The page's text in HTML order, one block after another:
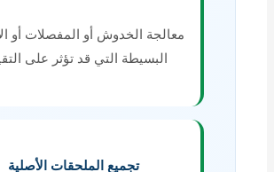
معالجة الخدوش أو المفصلات أو
البسيطة التي قد تؤثر على
تجميع الملحقات الأصلية